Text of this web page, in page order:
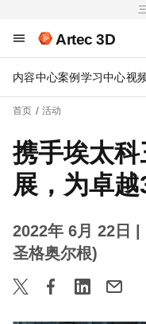
Artec 3D
内容中心案例 学习中心视
首页 活动
携手埃太
展，为卓
2022年 6月 22日
圣格奥尔根)